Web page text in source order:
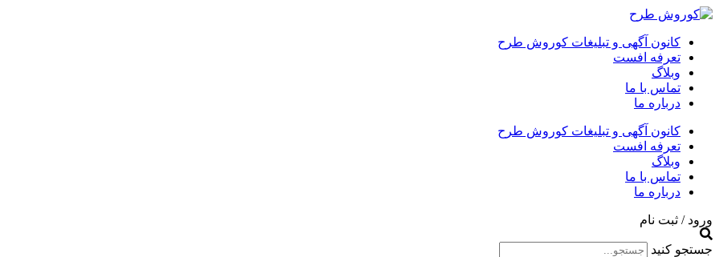
کانون آگهی و تبلیغات کوروش طرح
تعرفه افست
وبلاگ
تماس با ما
درباره ما
کانون آگهی و تبلیغات کوروش طرح
تعرفه افست
وبلاگ
تماس با ما
درباره ما
ورود / ثبت نام
جستجو کنید